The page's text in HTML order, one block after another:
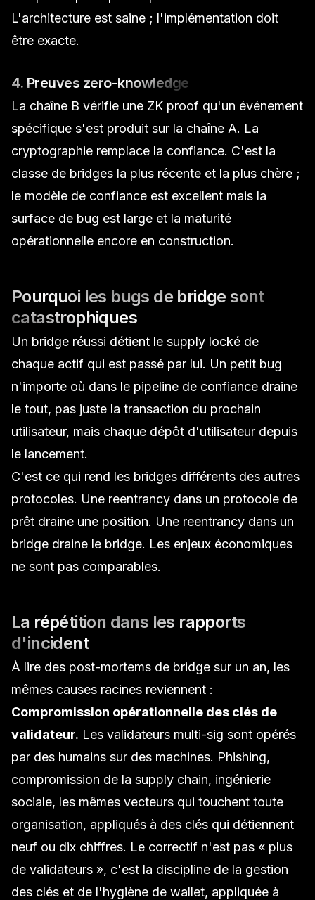
L'architecture est saine ; l'implémentation doit
être exacte.
4. Preuves zero-knowledge
La chaîne B vérifie une ZK proof qu'un événement
spécifique s'est produit sur la chaîne A. La
cryptographie remplace la confiance. C'est la
classe de bridges la plus récente et la plus chère ;
le modèle de confiance est excellent mais la
surface de bug est large et la maturité
opérationnelle encore en construction.
Pourquoi les bugs de bridge sont
catastrophiques
Un bridge réussi détient le supply locké de
chaque actif qui est passé par lui. Un petit bug
n'importe où dans le pipeline de confiance draine
le tout, pas juste la transaction du prochain
utilisateur, mais chaque dépôt d'utilisateur depuis
le lancement.
C'est ce qui rend les bridges différents des autres
protocoles. Une reentrancy dans un protocole de
prêt draine une position. Une reentrancy dans un
bridge draine le bridge. Les enjeux économiques
ne sont pas comparables.
La répétition dans les rapports
d'incident
À lire des post-mortems de bridge sur un an, les
mêmes causes racines reviennent :
Compromission opérationnelle des clés de
validateur. Les validateurs multi-sig sont opérés
par des humains sur des machines. Phishing,
compromission de la supply chain, ingénierie
sociale, les mêmes vecteurs qui touchent toute
organisation, appliqués à des clés qui détiennent
neuf ou dix chiffres. Le correctif n'est pas « plus
de validateurs », c'est la discipline de la gestion
des clés et de l'hygiène de wallet, appliquée à